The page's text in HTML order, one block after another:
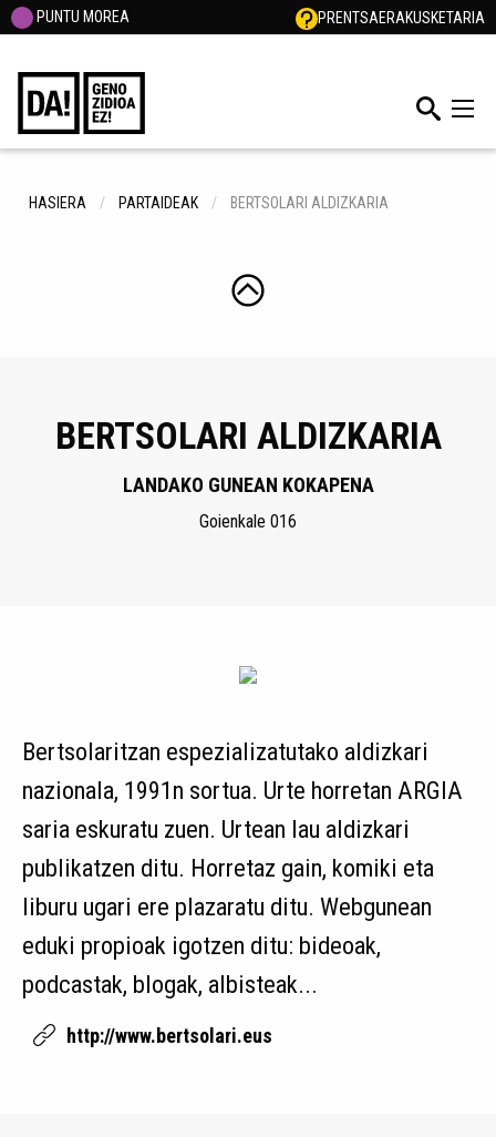
PUNTU MOREA PRENTSAERAKUSKETARIA
HASIERA PARTAIDEAK BERTSOLARI ALDIZKARIA
BERTSOLARI ALDIZKARIA
LANDAKO GUNEAN KOKAPENA
Goienkale 016
Bertsolaritzan espezializatutako aldizkari
nazionala, 1991n sortua. Urte horretan ARGIA
saria eskuratu zuen. Urtean lau aldizkari
publikatzen ditu. Horretaz gain, komiki eta
liburu ugari ere plazaratu ditu. Webgunean
eduki propioak igotzen ditu: bideoak,
podcastak, blogak, albisteak...
http://www.bertsolari.eus